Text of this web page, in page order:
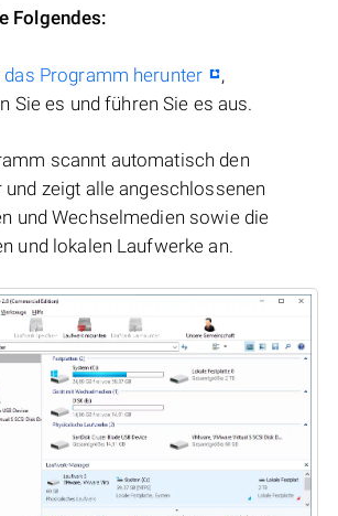
Folgendes:
das Programm herunter
,
Sie es und führen Sie es aus.
scannt automatisch den
und zeigt alle angeschlossenen
und Wechselmedien sowie die
und lokalen Laufwerke an.